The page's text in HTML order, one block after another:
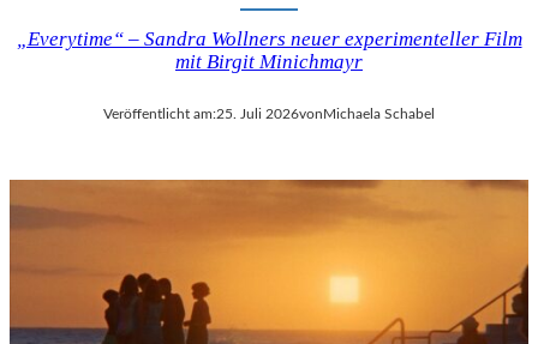
„Everytime“ – Sandra Wollners neuer experimenteller Film
mit Birgit Minichmayr
Veröffentlicht am:25. Juli 2026von Michaela Schabel